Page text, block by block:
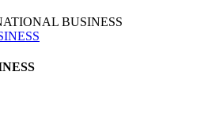
BUSINESS